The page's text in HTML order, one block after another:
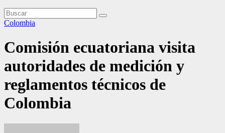
Colombia
Comisión ecuatoriana visita
autoridades de medición y
reglamentos técnicos de
Colombia